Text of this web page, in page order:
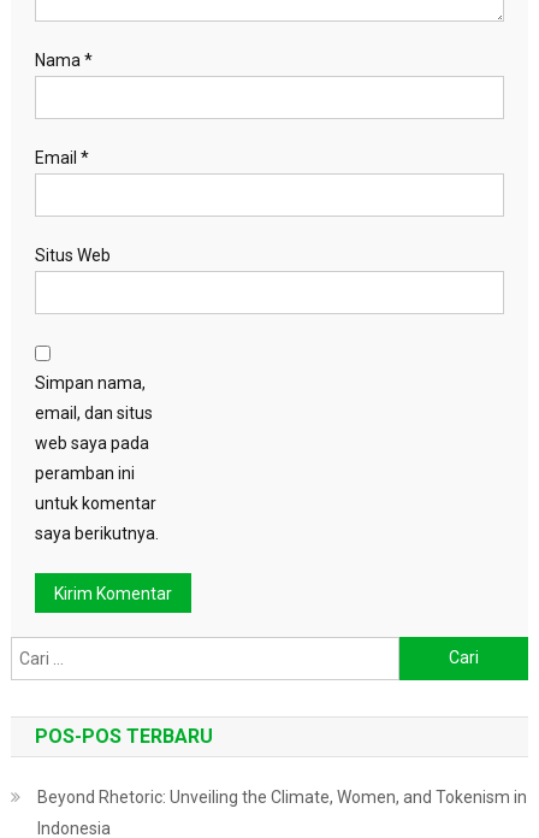
Nama *
Email *
Situs Web
Simpan nama,
email, dan situs
web saya pada
peramban ini
untuk komentar
saya berikutnya.
untuk:
POS-POS TERBARU
Beyond Rhetoric: Unveiling the Climate, Women, and Tokenism in
Indonesia